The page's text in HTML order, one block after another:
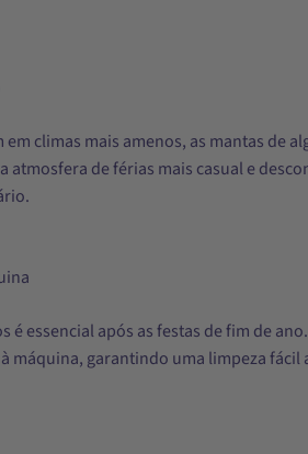
em climas mais amenos, as mantas de
atmosfera de férias mais casual e
é essencial após as festas de fim de
máquina, garantindo uma limpeza